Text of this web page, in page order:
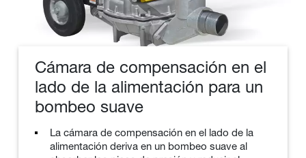
Cámara de compensación en el
lado de la alimentación para un
bombeo suave
La cámara de compensación en el lado de la
alimentación deriva en un bombeo suave al